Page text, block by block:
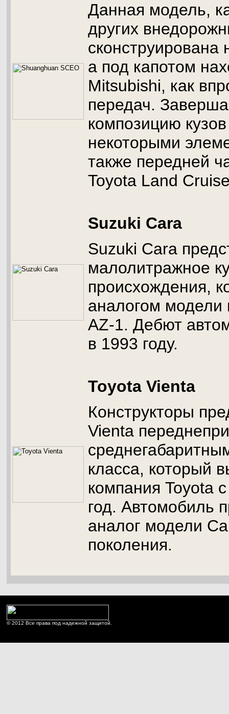
Данная модель,
других
сконструирована
а под капотом
Mitsubishi, как
передач.
композицию
некоторыми
также передней
Toyota Land
Suzuki Cara
Suzuki Cara
малолитражное
происхождения,
аналогом модели
AZ-1. Дебют
в 1993 году.
Toyota Vienta
Конструкторы
Vienta
класса, который
компания Toyota
год. Автомобиль
аналог модели
поколения.
© 2012 Все права под надежной защитой.